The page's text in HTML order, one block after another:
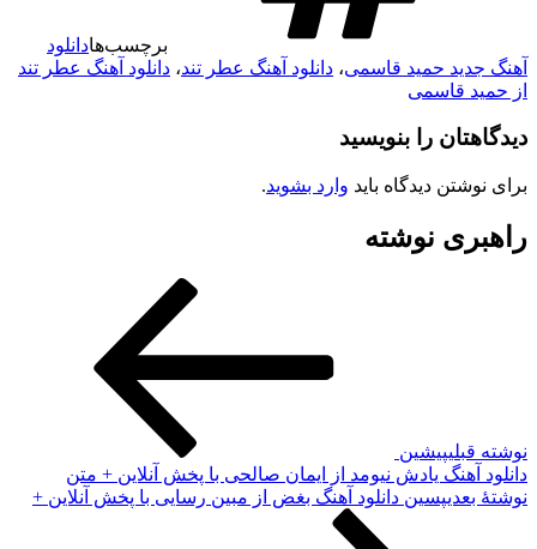
برچسب‌هادانلود
جدید حمید قاسمی،دانلود آهنگ عطر تند،دانلود آهنگ عطر تند
حمید قاسمی
را بنویسید
نوشتن دیدگاه بایدوارد بشوید.
نوشته
قبلیپیشین
آهنگ یادش نیومد از ایمان صالحی با پخش آنلاین + متن
بعدیپسین دانلود آهنگ بغض از مبین رسایی با پخش آنلاین +